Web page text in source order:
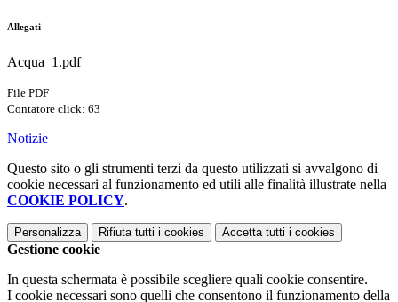
Allegati
Acqua_1.pdf
File PDF
Contatore click: 63
Notizie
Questo sito o gli strumenti terzi da questo utilizzati si avvalgono di
cookie necessari al funzionamento ed utili alle finalità illustrate nella
COOKIE POLICY.
Personalizza Rifiuta tutti i cookies Accetta tutti i cookies
Gestione cookie
In questa schermata è possibile scegliere quali cookie consentire.
I cookie necessari sono quelli che consentono il funzionamento della